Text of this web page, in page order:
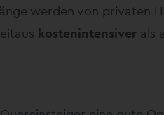
werden von privaten
kostenintensiver als